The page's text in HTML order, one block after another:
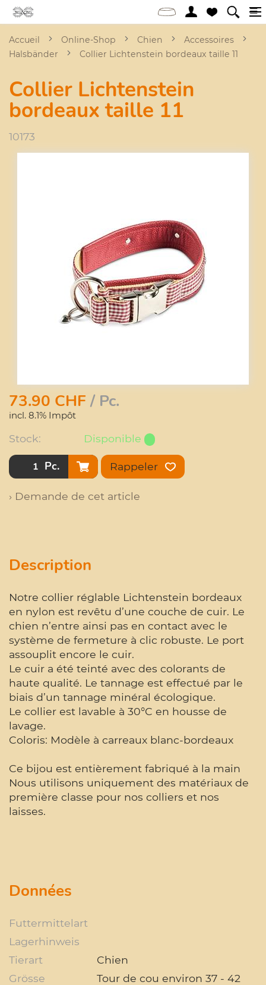
Accueil Online-Shop Chien
Accessoires
Halsbänder
Collier Lichtenstein bordeaux taille 11
Collier Lichtenstein
bordeaux taille 11
10173
73.90 CHF/ Pc.
incl. 8.1% Impôt
Stock: Disponible
Pc. Rappeler
› Demande de cet article
Description
Notre collier réglable Lichtenstein bordeaux
en nylon est revêtu d’une couche de cuir. Le
chien n’entre ainsi pas en contact avec le
système de fermeture à clic robuste. Le port
assouplit encore le cuir.
Le cuir a été teinté avec des colorants de
haute qualité. Le tannage est effectué par le
biais d’un tannage minéral écologique.
Le collier est lavable à 30°C en housse de
lavage.
Coloris: Modèle à carreaux blanc-bordeaux
Ce bijou est entièrement fabriqué à la main
Nous utilisons uniquement des matériaux de
première classe pour nos colliers et nos
laisses.
Données
Futtermittelart
Lagerhinweis
Tierart
Chien
Grösse
Tour de cou environ 37 - 42